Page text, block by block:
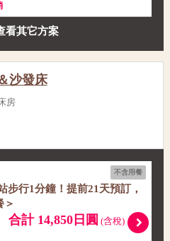
看其它方案
沙發床
房
不含用餐
步行1分鐘！提前21天預訂，
＞
合計 14,850日圓 (含稅)